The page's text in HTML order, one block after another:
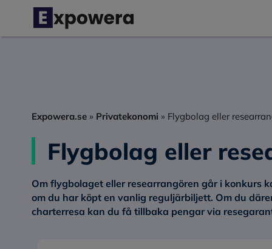
innehåll
Expowera.se » Privatekonomi » Flygbolag eller
Flygbolag eller
Om flygbolaget eller researrangören går i konkurs
om du har köpt en vanlig reguljärbiljett. Om du
charterresa kan du få tillbaka pengar via